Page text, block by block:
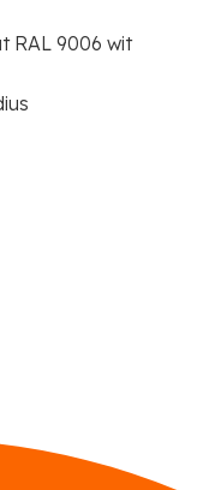
RAL 9006 wit